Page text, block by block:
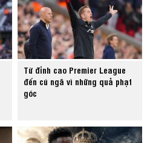
Từ đỉnh cao Premier League
đến cú ngã vì những quả phạt
góc